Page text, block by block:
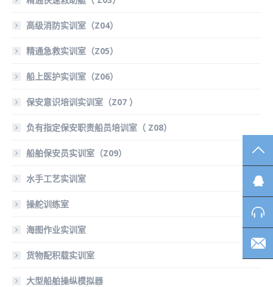
高级消防实训室（Z04）
精通急救实训室（Z05）
船上医护实训室（Z06）
保安意识培训实训室（Z07 ）
负有指定保安职责船员培训室（ Z08）
船舶保安员实训室（Z09）
水手工艺实训室
操舵训练室
海图作业实训室
货物配积载实训室
大型船舶操纵模拟器